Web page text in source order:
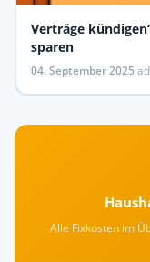
Verträge
sparen
04. September 2025·
Alle Fixkosten im